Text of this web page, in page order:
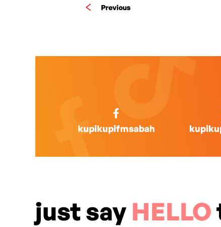
Previous
kupikupifmsabah
just say HELLO